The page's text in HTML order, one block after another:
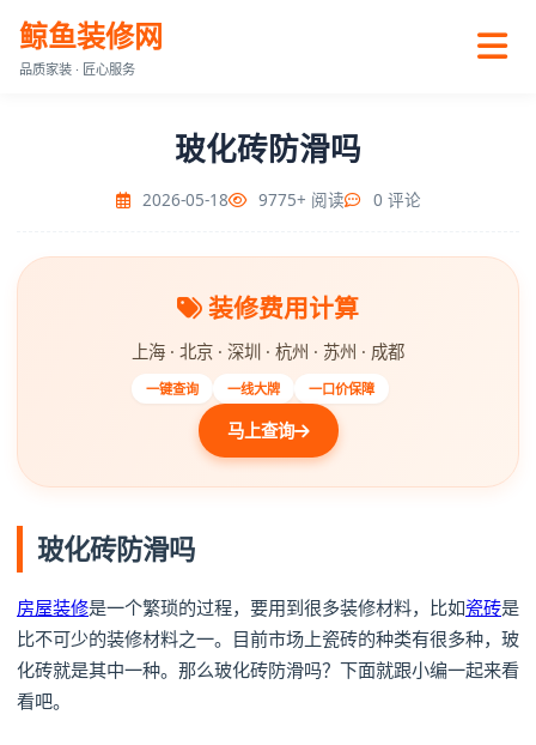
鲸鱼装修网
品质家装 · 匠心服务
玻化砖防滑吗
2026-05-18 9775+ 阅读 0 评论
装修费用计算
上海 · 北京 · 深圳 · 杭州 · 苏州 · 成都
一键查询 一线大牌 一口价保障
马上查询
玻化砖防滑吗
房屋装修是一个繁琐的过程，要用到很多装修材料，比如瓷砖是
比不可少的装修材料之一。目前市场上瓷砖的种类有很多种，玻
化砖就是其中一种。那么玻化砖防滑吗？下面就跟小编一起来看
看吧。